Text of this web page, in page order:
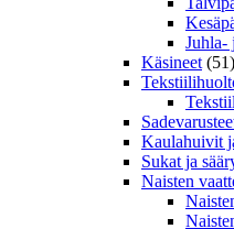
Juhla-
Käsineet (51)
Kaulahuivit
Sukat ja
Naisten